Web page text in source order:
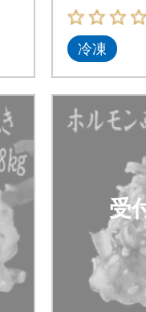
冷凍
受